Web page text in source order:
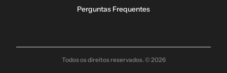
Perguntas Frequentes
Todos os direitos reservados. © 2026